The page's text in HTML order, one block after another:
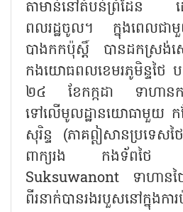
តាមាន់នៅតំបន់ព្រំដែន ដោ
ពលរដ្ឋចូល។ ក្នុងពេលជា
បាងកកប៉ុស្តិ៍ បានដកស្រង់ស
កងយោធពលខេមរភូមិន្ទថៃ ប
២៤ ខែកក្កដា ទាហានកម្
ទៅលើមូលដ្ឋានយោធាមួយ កន្
សុរិន្ទ (ភាគឦសានប្រទេសថ
ពាក្យរង កងទ័ពថ
Suksuwanont ទាហា
ពីរនាក់បានរងរបួសនៅក្នុងការ